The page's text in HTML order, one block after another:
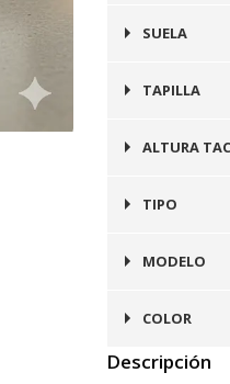
Cuero
SUELA
Prefinito
TAPILLA
Integrada
ALTURA
4 cms
TIPO
Zapato
MODELO
Málaga
COLOR
Azul
Descripción